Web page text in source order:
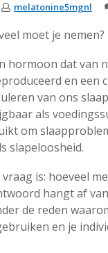
melatonine5mgnl
moet je nemen?
hormoon dat van
en een
van ons
als
om
slapeloosheid.
vraag is: hoeveel
hangt af
de reden
en je